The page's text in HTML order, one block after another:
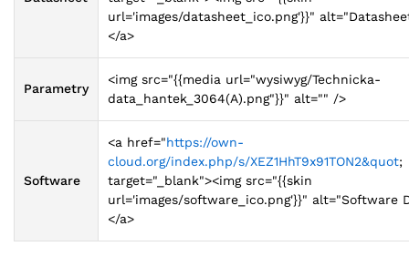
url='images/datasheet_ico.png'}}"
</a>
Parametry
<img src="{{media url="wysiwyg/Technicka-
data_hantek_3064(A).png"}}" alt="" />
Software
<a href="https://own-
cloud.org/index.php/s/XEZ1HhT9x91TON2&quot;
target="_blank"><img src="{{skin
url='images/software_ico.png'}}" alt="Software
</a>